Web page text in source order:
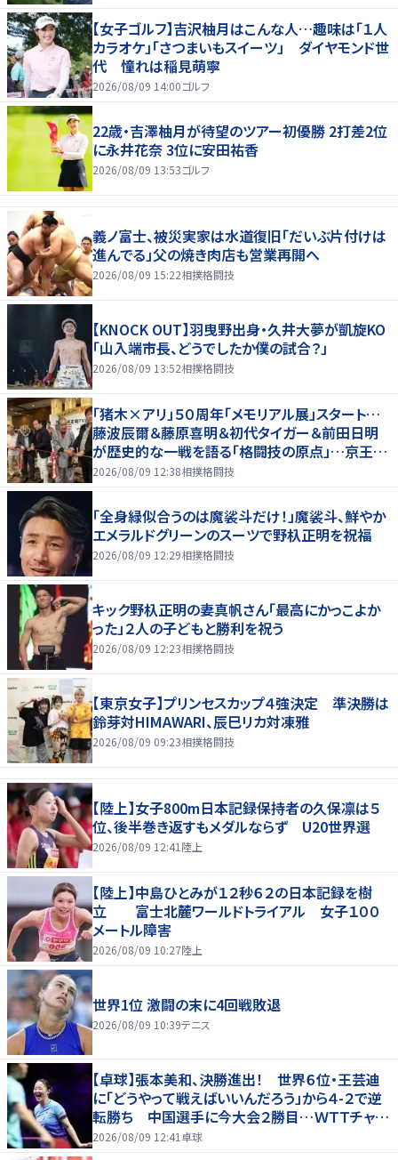
【女子ゴルフ】吉沢柚月はこんな人…趣味は「１人
カラオケ」「さつまいもスイーツ」 ダイヤモンド世
代 憧れは稲見萌寧
2026/08/09 14:00ゴルフ
22歳・吉澤柚月が待望のツアー初優勝 2打差2位
に永井花奈 3位に安田祐香
2026/08/09 13:53ゴルフ
義ノ富士、被災実家は水道復旧「だいぶ片付けは
進んでる」父の焼き肉店も営業再開へ
2026/08/09 15:22相撲格闘技
【KNOCK OUT】羽曳野出身・久井大夢が凱旋KO
「山入端市長、どうでしたか僕の試合？」
2026/08/09 13:52相撲格闘技
「猪木×アリ」５０周年「メモリアル展」スタート…
藤波辰爾＆藤原喜明＆初代タイガー＆前田日明
が歴史的な一戦を語る「格闘技の原点」…京王プ
ラザホテルで３１日まで
2026/08/09 12:38相撲格闘技
「全身緑似合うのは魔裟斗だけ！」魔裟斗、鮮やか
エメラルドグリーンのスーツで野杁正明を祝福
2026/08/09 12:29相撲格闘技
キック野杁正明の妻真帆さん「最高にかっこよか
った」２人の子どもと勝利を祝う
2026/08/09 12:23相撲格闘技
【東京女子】プリンセスカップ４強決定 準決勝は
鈴芽対HIMAWARI、辰巳リカ対凍雅
2026/08/09 09:23相撲格闘技
【陸上】女子800m日本記録保持者の久保凛は５
位、後半巻き返すもメダルならず U20世界選
2026/08/09 12:41 陸上
【陸上】中島ひとみが１２秒６２の日本記録を樹
立 富士北麓ワールドトライアル 女子１００
メートル障害
2026/08/09 10:27陸上
世界1位 激闘の末に4回戦敗退
2026/08/09 10:39テニス
【卓球】張本美和、決勝進出！ 世界６位・王芸迪
に「どうやって戦えばいいんだろう」から４-２で逆
転勝ち 中国選手に今大会２勝目…ＷＴＴチャン
ピオンズ横浜
2026/08/09 12:41 卓球